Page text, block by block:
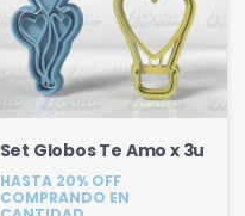
Set Globos Te Amo x 3u
HASTA 20% OFF
COMPRANDO EN